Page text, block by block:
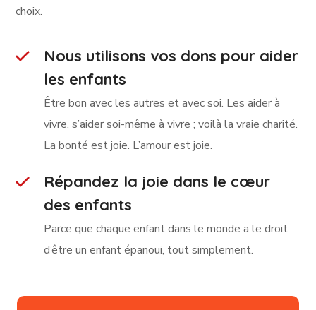
choix.
Nous utilisons vos dons pour aider
les enfants
Être bon avec les autres et avec soi. Les aider à
vivre, s’aider soi-même à vivre ; voilà la vraie charité.
La bonté est joie. L’amour est joie.
Répandez la joie dans le cœur
des enfants
Parce que chaque enfant dans le monde a le droit
d’être un enfant épanoui, tout simplement.